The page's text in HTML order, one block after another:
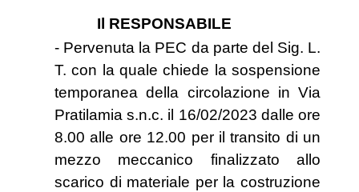
Il RESPONSABILE
- Pervenuta la PEC da parte del Sig. L.
T. con la quale chiede la sospensione
temporanea della circolazione in Via
Pratilamia s.n.c. il 16/02/2023 dalle ore
8.00 alle ore 12.00 per il transito di un
mezzo meccanico finalizzato allo
scarico di materiale per la costruzione